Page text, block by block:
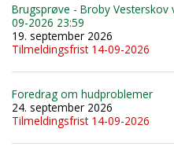
Brugsprøve - Broby
09-2026 23:59
19. september 2026
Tilmeldingsfrist 14-09-2026
Foredrag om hudproblemer
24. september 2026
Tilmeldingsfrist 14-09-2026